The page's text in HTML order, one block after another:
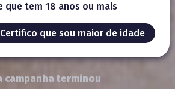
campanha terminou
que tem 18 anos ou mais
Certifico que sou maior de idade